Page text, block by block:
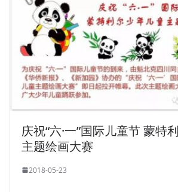
庆祝“六·一”国际儿童节 蒙特
主题绘画大赛
2018-05-23